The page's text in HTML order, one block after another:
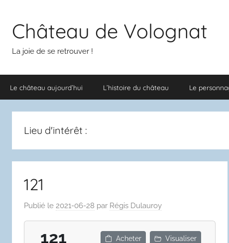
contenuChâteau de Volognat
La joie de se retrouver !
Le château aujourd’hui L’histoire du château Le
Lieu d'intérêt :
121
Publié le 2021-06-28 par Régis Dulauroy
121 Acheter Visualiser